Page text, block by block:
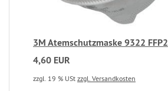
3M Atemschutzmaske 9322 FFP2
4,60 EUR
zzgl. 19 % USt zzgl. Versandkosten